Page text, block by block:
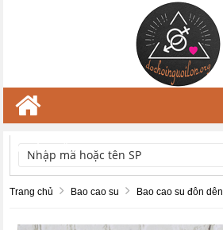
TÌM KIẾM
Trang chủ Bao cao su Bao cao su đôn dên